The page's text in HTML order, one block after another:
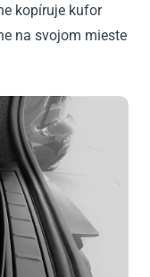
kopíruje kufor
na svojom mieste